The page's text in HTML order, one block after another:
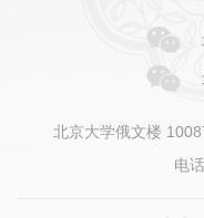
北京大学俄文楼
电